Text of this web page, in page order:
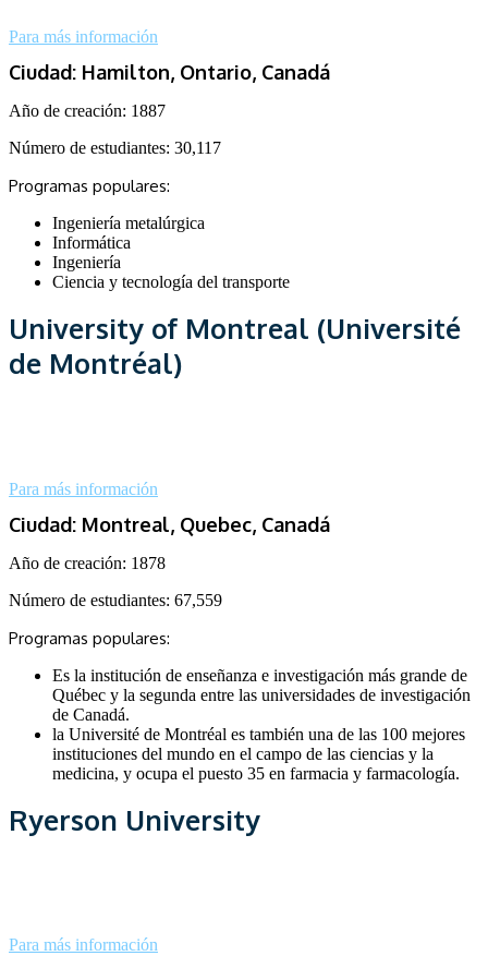
Para más información
Ciudad: Hamilton, Ontario, Canadá
Año de creación: 1887
Número de estudiantes: 30,117
Programas populares:
Ingeniería metalúrgica
Informática
Ingeniería
Ciencia y tecnología del transporte
University of Montreal (Université
de Montréal)
Para más información
Ciudad: Montreal, Quebec, Canadá
Año de creación: 1878
Número de estudiantes: 67,559
Programas populares:
Es la institución de enseñanza e investigación más grande de
Québec y la segunda entre las universidades de investigación
de Canadá.
la Université de Montréal es también una de las 100 mejores
instituciones del mundo en el campo de las ciencias y la
medicina, y ocupa el puesto 35 en farmacia y farmacología.
Ryerson University
Para más información